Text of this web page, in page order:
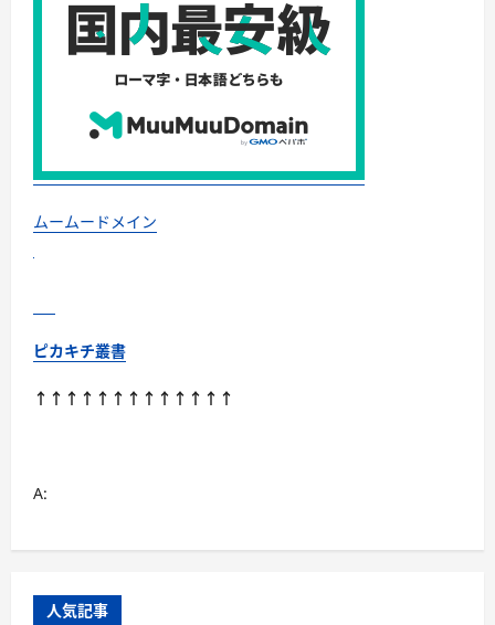
イ・
ウ
ノ
に
つ
い
さ
ら
読
む
ムームードメイン
ピカキチ叢書
↑↑↑↑↑↑↑↑↑↑↑↑↑
A:
人気記事